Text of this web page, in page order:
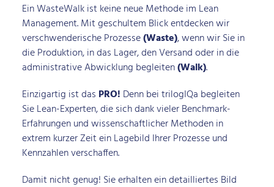
Ein WasteWalk ist keine neue Methode im Lean
Management. Mit geschultem Blick entdecken wir
verschwenderische Prozesse(Waste), wenn wir Sie in
die Produktion, in das Lager, den Versand oder in die
administrative Abwicklung begleiten(Walk).
Einzigartig ist das PRO! Denn bei trilogIQa begleiten
Sie Lean-Experten, die sich dank vieler Benchmark-
Erfahrungen und wissenschaftlicher Methoden in
extrem kurzer Zeit ein Lagebild Ihrer Prozesse und
Kennzahlen verschaffen.
Damit nicht genug! Sie erhalten ein detailliertes Bild